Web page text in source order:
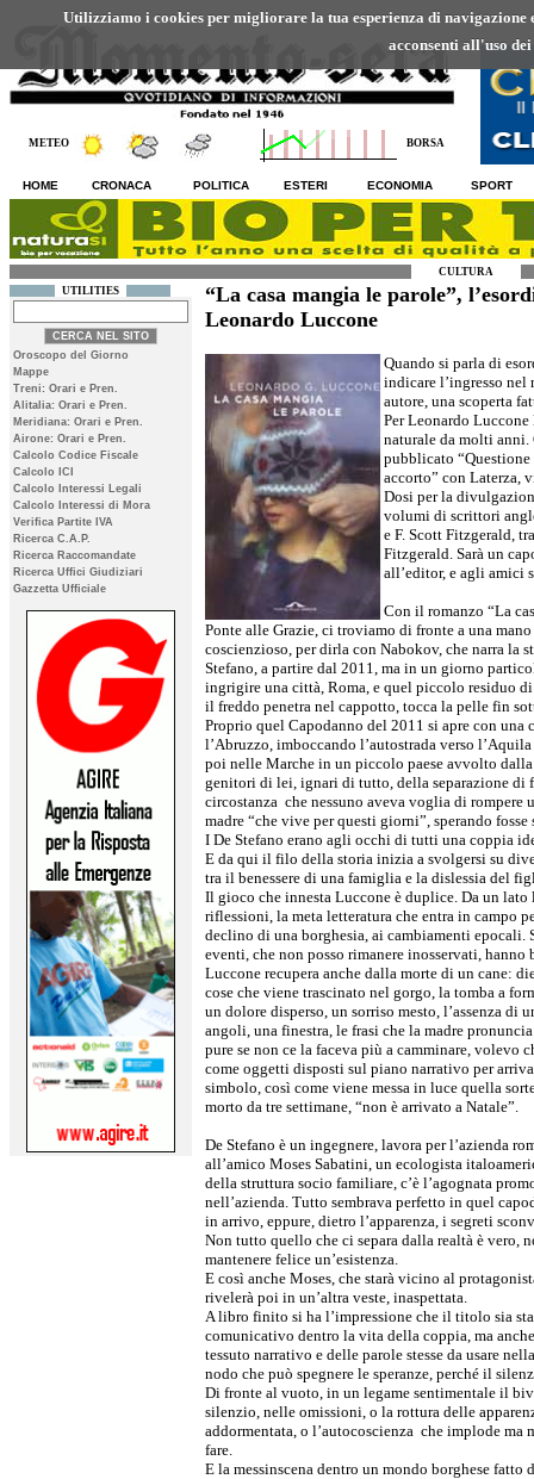
Utilizziamo i cookies per migliorare la tua esperienza di
acconsenti all'uso
METEO BORSA
HOME CRONACA POLITICA ESTERI ECONOMIA SPORT
CULTURA
UTILITIES
Oroscopo del Giorno
Mappe
Treni: Orari e Pren.
Alitalia: Orari e Pren.
Meridiana: Orari e Pren.
Airone: Orari e Pren.
Calcolo Codice Fiscale
Calcolo ICI
Calcolo Interessi Legali
Calcolo Interessi di Mora
Verifica Partite IVA
Ricerca C.A.P.
Ricerca Raccomandate
Ricerca Uffici Giudiziari
Gazzetta Ufficiale
“La casa mangia le parole”,
Leonardo Luccone
Quando si parla di
indicare l’ingresso
autore, una scoperta
Per Leonardo
naturale da molti anni.
pubblicato
accorto” con Laterza,
Dosi per la
volumi di scrittori
e F. Scott Fitzgerald,
Fitzgerald. Sarà un
all’editor, e agli amici
Con il romanzo “La
Ponte alle Grazie, ci troviamo di fronte a una
coscienzioso, per dirla con Nabokov, che narra la
Stefano, a partire dal 2011, ma in un giorno
ingrigire una città, Roma, e quel piccolo residuo
il freddo penetra nel cappotto, tocca la pelle fin
Proprio quel Capodanno del 2011 si apre con una
l’Abruzzo, imboccando l’autostrada verso
poi nelle Marche in un piccolo paese avvolto
genitori di lei, ignari di tutto, della separazione di
circostanza che nessuno aveva voglia di rompere
madre “che vive per questi giorni”, sperando fosse
I De Stefano erano agli occhi di tutti una coppia
E da qui il filo della storia inizia a svolgersi su
tra il benessere di una famiglia e la dislessia del
Il gioco che innesta Luccone è duplice. Da un
riflessioni, la meta letteratura che entra in campo
declino di una borghesia, ai cambiamenti epocali.
eventi, che non posso rimanere inosservati,
Luccone recupera anche dalla morte di un cane:
cose che viene trascinato nel gorgo, la tomba a
un dolore disperso, un sorriso mesto, l’assenza di
angoli, una finestra, le frasi che la madre
pure se non ce la faceva più a camminare, volevo
come oggetti disposti sul piano narrativo per
simbolo, così come viene messa in luce quella
morto da tre settimane, “non è arrivato a Natale”.
De Stefano è un ingegnere, lavora per l’azienda
all’amico Moses Sabatini, un ecologista
della struttura socio familiare, c’è l’agognata
nell’azienda. Tutto sembrava perfetto in quel
in arrivo, eppure, dietro l’apparenza, i segreti
Non tutto quello che ci separa dalla realtà è vero,
mantenere felice un’esistenza.
E così anche Moses, che starà vicino al
rivelerà poi in un’altra veste, inaspettata.
A libro finito si ha l’impressione che il titolo sia
comunicativo dentro la vita della coppia, ma
tessuto narrativo e delle parole stesse da usare
nodo che può spegnere le speranze, perché il
Di fronte al vuoto, in un legame sentimentale il
silenzio, nelle omissioni, o la rottura delle
addormentata, o l’autocoscienza che implode ma
fare.
E la messinscena dentro un mondo borghese